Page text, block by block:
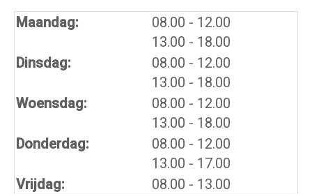
Maandag: 08.00 tot
- 12.00
13.00 tot
- 18.00
Dinsdag:
08.00 tot
- 12.00
13.00 tot
- 18.00
Woensdag:
08.00 tot
- 12.00
13.00 tot
- 18.00
Donderdag:
08.00 tot
- 12.00
13.00 tot
- 17.00
Vrijdag:
08.00 - 13.00